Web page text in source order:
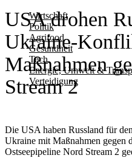
Wirtschaft
Politik
Agrifood
Gesundheit
Tech
Energie, Umwelt &
Verteidigung
USA drohen
Ukraine-
Maßnahmen
Stream 2
Die USA haben Russland für
Ukraine mit Maßnahmen gegen
Ostseepipeline Nord Stream 2